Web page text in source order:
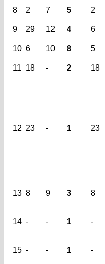
8
2 7 5 2
9
29 12 4 6
10 6 10 8 5
11
18 - 2 18
12 23 - 1 23
13 8 9 3 8
14 - - 1 -
15 - - 1 -